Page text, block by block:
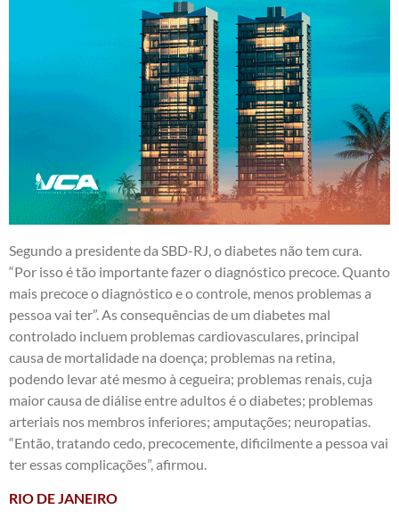
Segundo a presidente da SBD-RJ, o diabetes não tem cura.
“Por isso é tão importante fazer o diagnóstico precoce. Quanto
mais precoce o diagnóstico e o controle, menos problemas a
pessoa vai ter”. As consequências de um diabetes mal
controlado incluem problemas cardiovasculares, principal
causa de mortalidade na doença; problemas na retina,
podendo levar até mesmo à cegueira; problemas renais, cuja
maior causa de diálise entre adultos é o diabetes; problemas
arteriais nos membros inferiores; amputações; neuropatias.
“Então, tratando cedo, precocemente, dificilmente a pessoa vai
ter essas complicações”, afirmou.
RIO DE JANEIRO